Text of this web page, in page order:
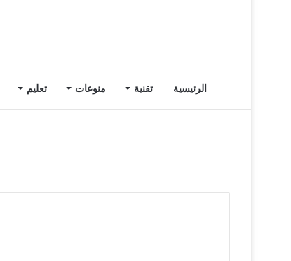
الرئيسية تقنية منوعات تعليم